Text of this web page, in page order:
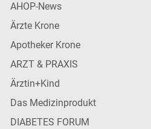
AHOP-News
Ärzte Krone
Apotheker Krone
ARZT & PRAXIS
Ärztin+Kind
Das Medizinprodukt
DIABETES FORUM